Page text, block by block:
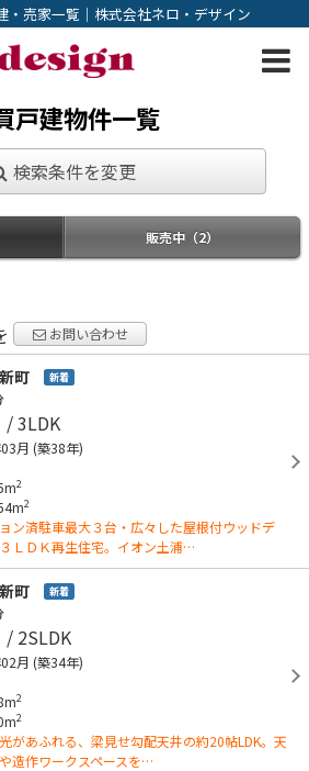
・売家一覧｜株式会社ネロ・デザイン
戸建物件一覧
検索条件を変更
販売中（2）
お問い合わせ
町 新着
/ 3LDK
月 (築38年)
2
2
ン済駐車最大３台・広々した屋根付ウッドデ
ＬＤＫ再生住宅。イオン土浦…
町 新着
/ 2SLDK
月 (築34年)
2
2
があふれる、梁見せ勾配天井の約20帖LDK。天
造作ワークスペースを…